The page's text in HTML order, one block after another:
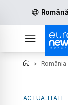
Română
> România
ACTUALITATE